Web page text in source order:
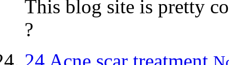
This blog site is pretty
?
24 Acne scar treatment